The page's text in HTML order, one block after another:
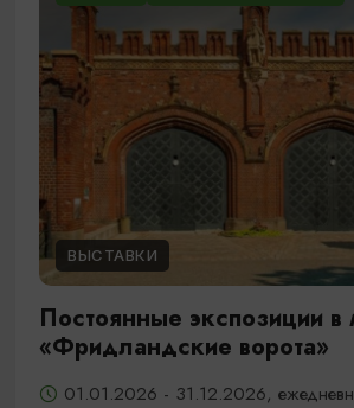
ВЫСТАВКИ
Постоянные экспозиции в
«Фридландские ворота»
01.01.2026 - 31.12.2026,